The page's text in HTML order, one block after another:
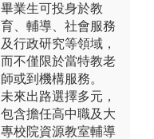
畢業生可投身於教
育、輔導、社會服務
及行政研究等領域，
而不僅限於當特教老
師或到機構服務。
未來出路選擇多元，
包含擔任高中職及大
專校院資源教室輔導